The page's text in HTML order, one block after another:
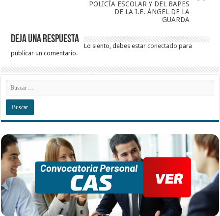
POLICÍA ESCOLAR Y DEL BAPES
DE LA I.E. ÁNGEL DE LA
GUARDA
Deja una respuesta
Lo siento, debes estarconectado para
publicar un comentario.